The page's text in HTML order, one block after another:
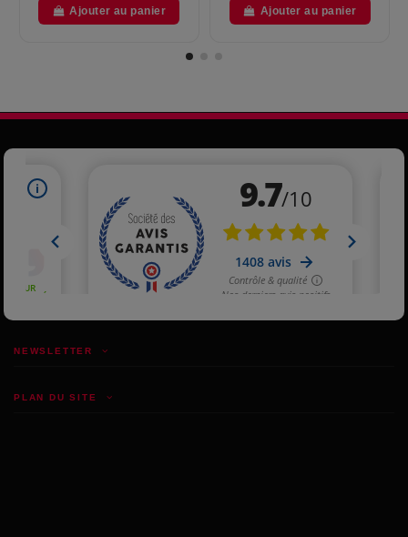
Ajouter au panier Ajouter au panier
PLAN DU SITE
NEWSLETTER